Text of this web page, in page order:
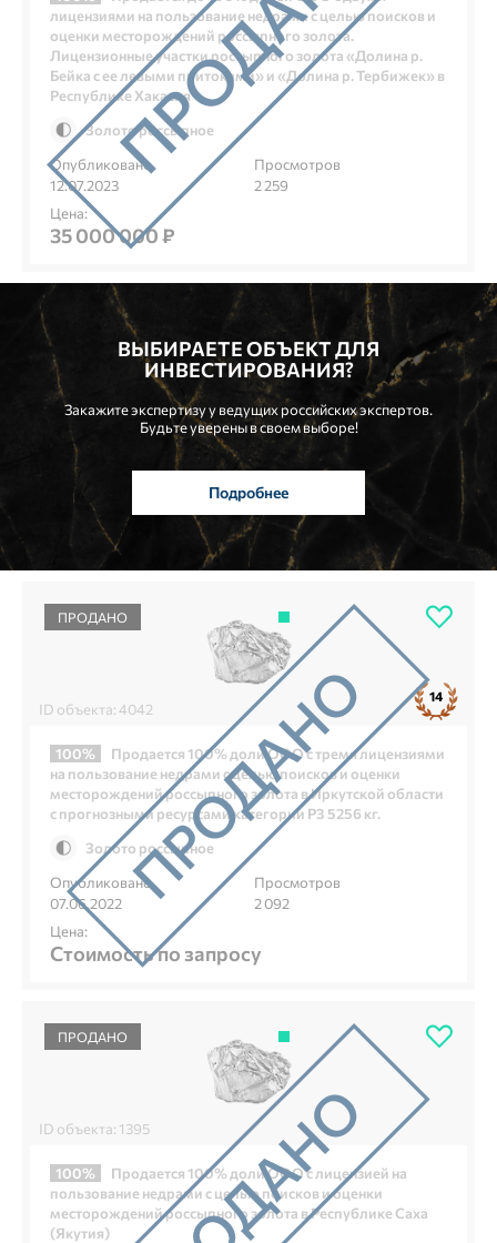
лицензиями на пользование недрами с целью поисков и
оценки месторождений россыпного золота.
Лицензионные участки россыпного золота «Долина р.
Бейка с ее левыми притоками» и «Долина р. Тербижек» в
Республике Хакасия
Золото россыпное
Опубликовано
12.07.2023
Просмотров
2 259
Цена:
35 000 000 ₽
ВЫБИРАЕТЕ ОБЪЕКТ ДЛЯ
ИНВЕСТИРОВАНИЯ?
Закажите экспертизу у ведущих российских экспертов.
Будьте уверены в своем выборе!
Подробнее
ПРОДАНО
ID объекта: 4042
14
100%
Продается 100% доли ООО с тремя лицензиями
на пользование недрами с целью поисков и оценки
месторождений россыпного золота в Иркутской области
с прогнозными ресурсами категории Р3 5256 кг.
Золото россыпное
Опубликовано
07.06.2022
Просмотров
2 092
Цена:
Стоимость по запросу
ПРОДАНО
ID объекта: 1395
100%
Продается 100% доли ООО с лицензией на
пользование недрами с целью поисков и оценки
месторождений россыпного золота в Республике Саха
(Якутия)